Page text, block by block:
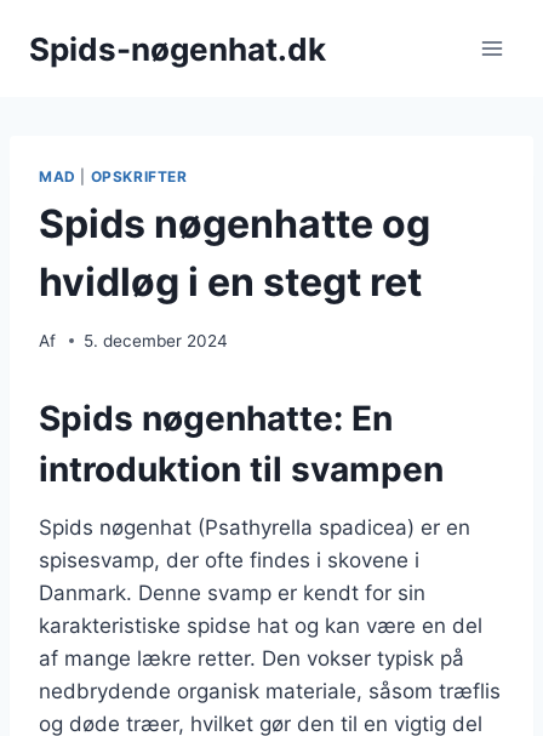
Spids-nøgenhat.dk
MAD OPSKRIFTER
Spids nøgenhatte og
hvidløg i en stegt ret
Af 5. december 2024
Spids nøgenhatte: En
introduktion til svampen
Spids nøgenhat (Psathyrella spadicea) er en
spisesvamp, der ofte findes i skovene i
Danmark. Denne svamp er kendt for sin
karakteristiske spidse hat og kan være en del
af mange lækre retter. Den vokser typisk på
nedbrydende organisk materiale, såsom træflis
og døde træer, hvilket gør den til en vigtig del